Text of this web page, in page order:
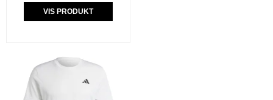
VIS PRODUKT